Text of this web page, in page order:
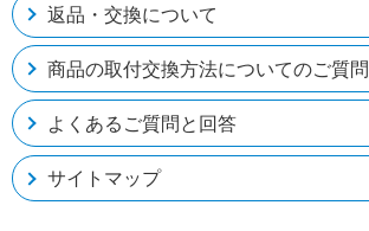
返品・交換について
商品の取付交換方法についてのご質問
よくあるご質問と回答
サイトマップ